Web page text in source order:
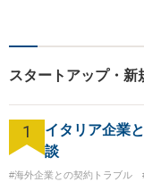
スタートアップ・
1
イタリア企業
談
#海外企業との契約トラブル